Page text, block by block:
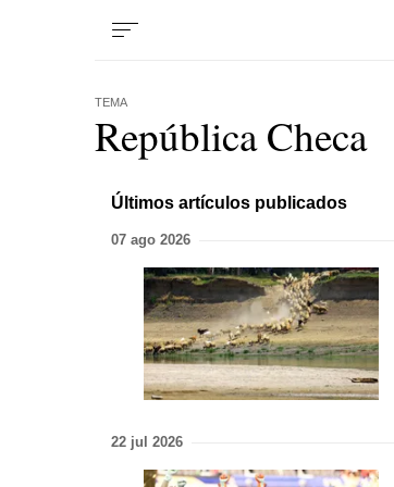
TEMA
República Checa
Últimos artículos publicados
07 ago 2026
22 jul 2026